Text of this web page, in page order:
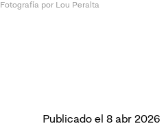
por Lou Peralta
Publicado el 8 abr 2026